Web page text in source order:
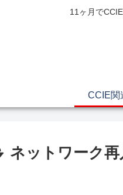
11ヶ月で
CCIE関
ネットワーク再